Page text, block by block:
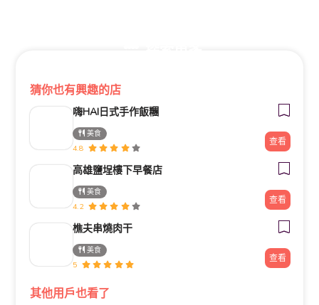
猜你也有興趣的店
嗨HAI日式手作飯糰
美食
4.8
查看
高雄鹽埕樓下早餐店
美食
4.2
查看
樵夫串燒肉干
美食
5
查看
其他用戶也看了